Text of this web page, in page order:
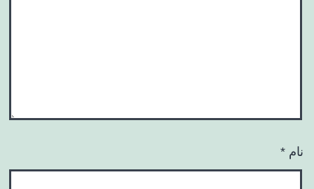
نام *